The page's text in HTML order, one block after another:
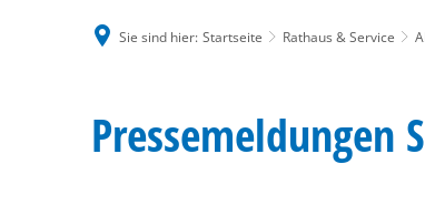
Sie sind hier: Startseite Rathaus & Service
SeptemberPressemeldungen